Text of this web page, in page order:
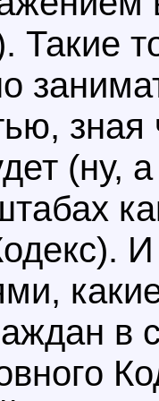
Такие
зная
(ну,
в